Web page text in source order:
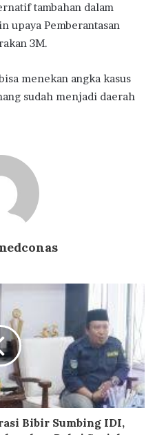
tambahan dalam
upaya Pemberantasan
3M.
menekan angka kasus
sudah menjadi daerah
Bibir Sumbing IDI,